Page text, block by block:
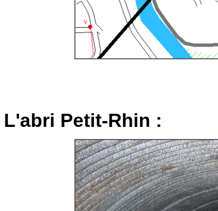
L'abri Petit-Rhin :